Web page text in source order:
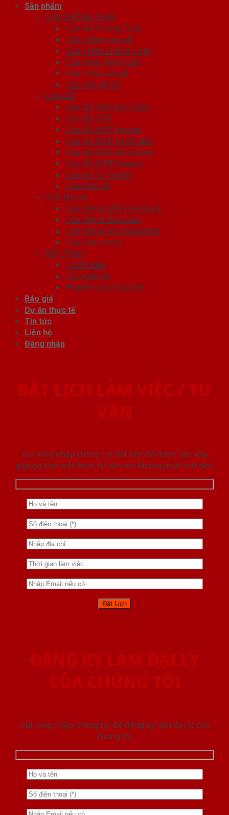
Sản phẩm
CỬA CHỐNG CHÁY
Cửa Gỗ Chống Cháy
Cửa nhôm vân gỗ
Cửa Thép Chống Cháy
Cửa thép Hàn Quốc
Cửa thép vân gỗ
Cửa vân gỗ 5D
CỬA GỖ
Cửa Gỗ ABS Hàn Quốc
Cửa Gỗ HDF
Cửa Gỗ HDF Veneer
Cửa Gỗ MDF Laminate
Cửa gỗ MDF Melamine
Cửa Gỗ MDF Veneer
Cửa Gỗ Tự Nhiên
Cửa vòm gỗ
CỬA NHỰA
Cửa Nhựa ABS Hàn Quốc
Cửa Nhựa Đài Loan
Cửa Nhựa Gỗ Composite
Cửa vòm nhựa
NỘI THẤT
Tủ Kệ Bếp
Tủ Quần Áo
Phụ kiện cửa nhà tắm
Báo giá
Dự án thực tế
Tin tức
Liên hệ
Đăng nhập
ĐẶT LỊCH LÀM VIỆC / TƯ
VẤN
Vui lòng nhập thông tin đặt lịch để được sắp xếp
gặp gỡ làm việc hoăc tư vấn mà không phải chờ đợi.
ĐĂNG KÝ LÀM ĐẠI LÝ
CỦA CHÚNG TÔI
Vui lòng nhập thông tin để đăng ký làm đại lý của
chúng tôi